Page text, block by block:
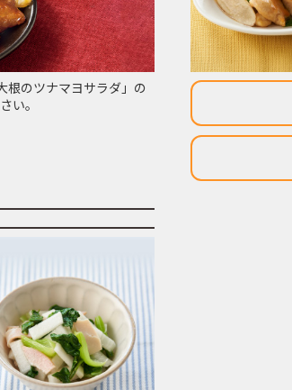
根のツナマヨサラダ」の
い。